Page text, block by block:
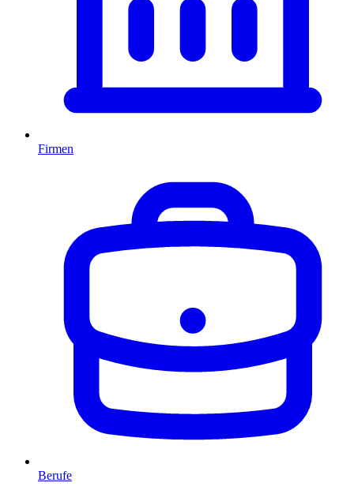
Firmen
Berufe